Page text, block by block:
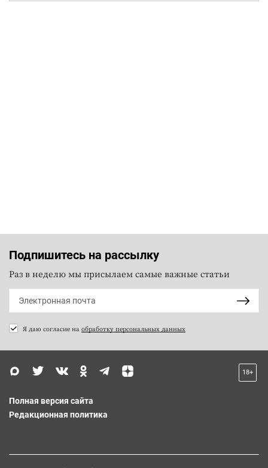
Подпишитесь на рассылку
Раз в неделю мы присылаем самые важные статьи
Я даю согласие на обработку персональных данных
18+
Полная версия сайта
Редакционная политика